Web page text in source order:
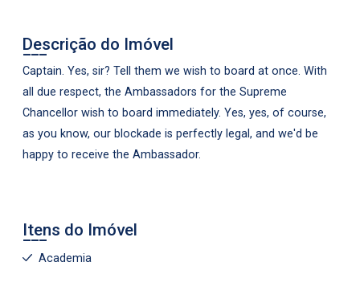
Descrição do Imóvel
Captain. Yes, sir? Tell them we wish to board at once. With
all due respect, the Ambassadors for the Supreme
Chancellor wish to board immediately. Yes, yes, of course,
as you know, our blockade is perfectly legal, and we'd be
happy to receive the Ambassador.
Itens do Imóvel
Academia